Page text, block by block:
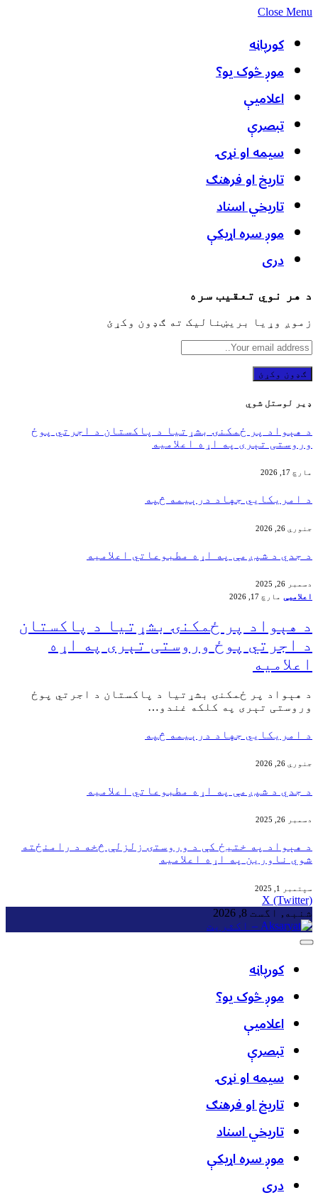
Close Menu
کورپاڼه
موږ څوک یو؟
اعلامیې
تبصرې
سیمه او نړۍ
تاریخ او فرهنګ
تاریخي اسناد
موږ سره اړیکې
دری
د هر نوي تعقیب سره
زموږ وړیا بریښنالیک ته ګډون وکړئ
ډير لوستل شوي
‏د هېواد پر ځمکنۍ بشړتیا د پاکستان د اجرتي پوځ
وروستی تېری په اړه اعلامیه
مارچ 17, 2026
‏د امریکايي جهاد درېیمه څپه
جنوري 26, 2026
د جدي د شپږمې په اړه مطبوعاتي اعلامیه
دسمبر 26, 2025
اعلامیې مارچ 17, 2026
‏د هېواد پر ځمکنۍ بشړتیا د پاکستان
د اجرتي پوځ وروستی تېری په اړه
اعلامیه
‏د هېواد پر ځمکنۍ بشړتیا د پاکستان د اجرتي پوځ
وروستی تېری په کلکه غندو…
‏د امریکايي جهاد درېیمه څپه
جنوري 26, 2026
د جدي د شپږمې په اړه مطبوعاتي اعلامیه
دسمبر 26, 2025
‏د هېواد په ختیځ کې د وروستۍ زلزلې څخه د رامنځته
شوي ناورین په اړه اعلامیه
سپتمبر 1, 2025
X (Twitter)
شنبه, اگست 8, 2026
کورپاڼه
موږ څوک یو؟
اعلامیې
تبصرې
سیمه او نړۍ
تاریخ او فرهنګ
تاریخي اسناد
موږ سره اړیکې
دری